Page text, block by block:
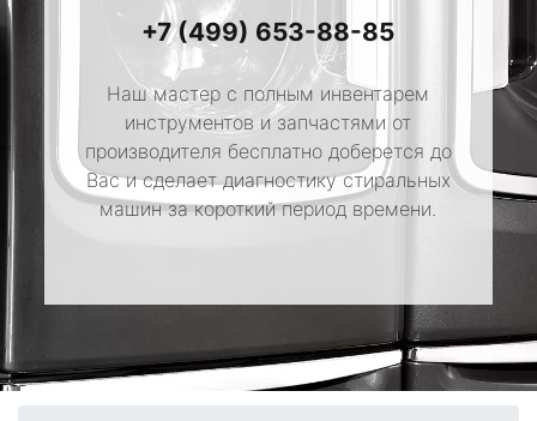
+7 (499) 653-88-85
Наш мастер с полным инвентарем
инструментов и запчастями от
производителя бесплатно доберется до
Вас и сделает диагностику стиральных
машин за короткий период времени.